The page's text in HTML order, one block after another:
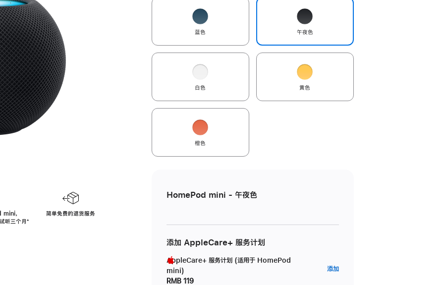
，
听三个月脚
⁺
简单免费的退货服务
蓝色 午夜色
白色 黄色
橙色
HomePod mini - 午夜色
添加 AppleCare+ 服务计划
AppleCare+ 服务计划 (适用于 HomePod
mini)
RMB 119
添加AppleCare+